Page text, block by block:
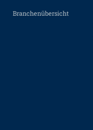
Branchenübersicht